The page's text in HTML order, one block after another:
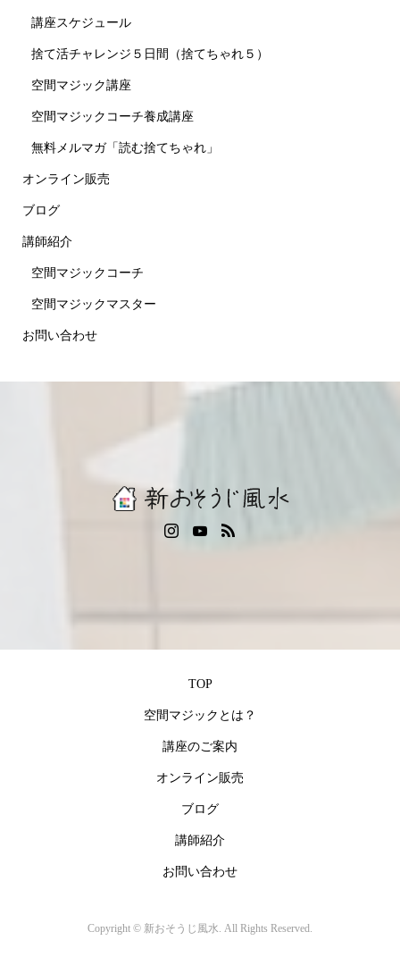
講座スケジュール
捨て活チャレンジ５日間（捨てちゃれ５）
空間マジック講座
空間マジックコーチ養成講座
無料メルマガ「読む捨てちゃれ」
オンライン販売
ブログ
講師紹介
空間マジックコーチ
空間マジックマスター
お問い合わせ
TOP
空間マジックとは？
講座のご案内
オンライン販売
ブログ
講師紹介
お問い合わせ
Copyright © 新おそうじ風水. All Rights Reserved.